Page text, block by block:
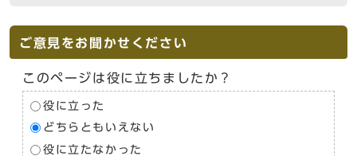
ご意見をお聞かせください
このページは役に立ちましたか？
役に立った
どちらともいえない
役に立たなかった